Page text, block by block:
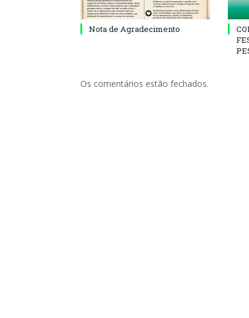
Nota de Agradecimento
Os comentários estão fechados.